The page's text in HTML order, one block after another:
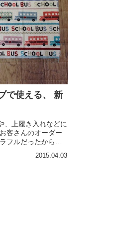
で使える、 新
、上履き入れなどに
客さんのオーダー
フルだったから、
じに落ち着きまし
2015.04.03